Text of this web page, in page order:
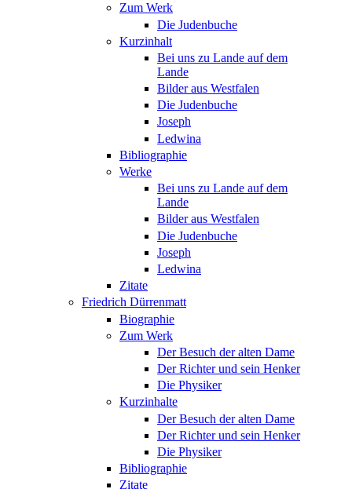
Zum Werk
Die Judenbuche
Kurzinhalt
Bei uns zu Lande auf dem
Lande
Bilder aus Westfalen
Die Judenbuche
Joseph
Ledwina
Bibliographie
Werke
Bei uns zu Lande auf dem
Lande
Bilder aus Westfalen
Die Judenbuche
Joseph
Ledwina
Zitate
Friedrich Dürrenmatt
Biographie
Zum Werk
Der Besuch der alten Dame
Der Richter und sein Henker
Die Physiker
Kurzinhalte
Der Besuch der alten Dame
Der Richter und sein Henker
Die Physiker
Bibliographie
Zitate